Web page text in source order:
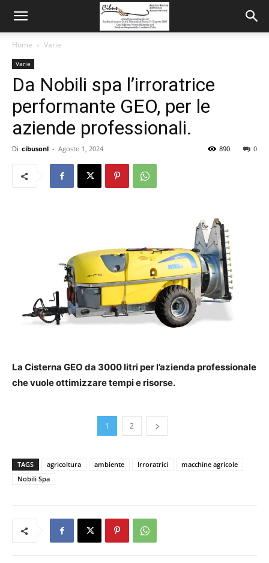
Home Varie
Varie
Da Nobili spa l’irroratrice
performante GEO, per le
aziende professionali.
Di cibusonl - Agosto 1, 2024 0
890
La Cisterna GEO da 3000 litri per l’azienda professionale
che vuole ottimizzare tempi e risorse.
1 2
TAGS agricoltura ambiente Irroratrici
macchine agricole
Nobili Spa